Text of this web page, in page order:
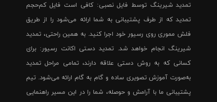
تمدید شیرینگ توسط فایل نصبی: کافی است فایل کم‌حجم
تمدید که از طرف پشتیبانی به شما ارائه می‌شود را از طریق
فلش مموری روی رسیور خود اجرا کنید. به همین راحتی، تمدید
شیرینگ انجام خواهد شد. تمدید دستی اکانت رسیور: برای
کسانی که به روش دستی علاقه دارند، تمامی مراحل تمدید
به‌صورت آموزش تصویری ساده و گام به گام ارائه می‌شود. تیم
پشتیبانی ما با آرامش و حوصله، شما را در این مسیر راهنمایی